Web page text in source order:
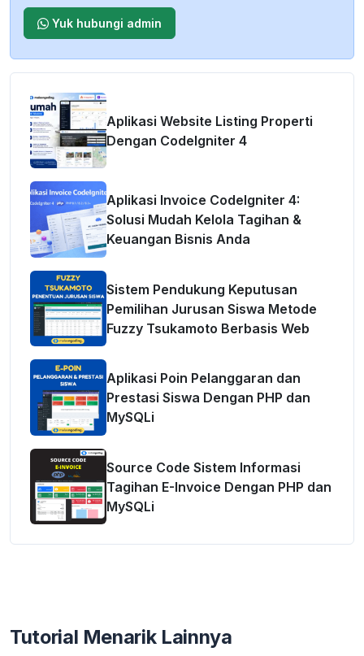
Yuk hubungi admin
Aplikasi Website Listing Properti
Dengan CodeIgniter 4
Aplikasi Invoice CodeIgniter 4:
Solusi Mudah Kelola Tagihan &
Keuangan Bisnis Anda
Sistem Pendukung Keputusan
Pemilihan Jurusan Siswa Metode
Fuzzy Tsukamoto Berbasis Web
Aplikasi Poin Pelanggaran dan
Prestasi Siswa Dengan PHP dan
MySQLi
Source Code Sistem Informasi
Tagihan E-Invoice Dengan PHP dan
MySQLi
Tutorial Menarik Lainnya